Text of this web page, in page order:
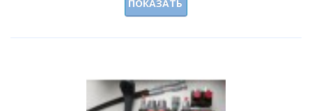
ПОКАЗАТЬ